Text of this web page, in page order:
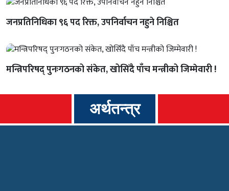
जनप्रतिनिधिका ९६ पद रिक्त, उपनिर्वाचन नहुने निश्चित
मन्त्रिपरिषद् पुनःगठनको संकेत, खोसिँदै पाँच मन्त्रीको जिम्मेवारी !
अर्थतन्त्र